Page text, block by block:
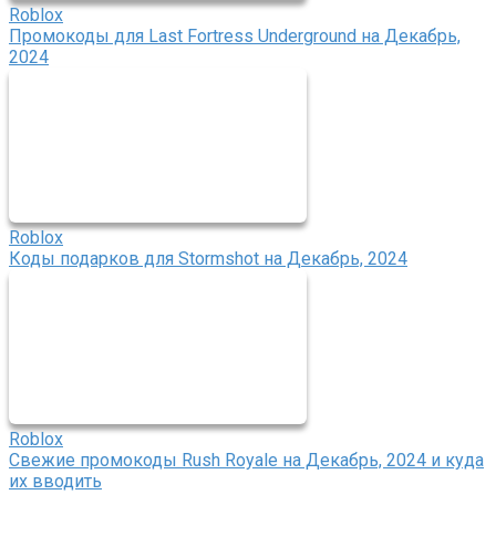
Roblox
Промокоды для Last Fortress Underground на Декабрь,
2024
Roblox
Коды подарков для Stormshot на Декабрь, 2024
Roblox
Свежие промокоды Rush Royale на Декабрь, 2024 и куда
их вводить